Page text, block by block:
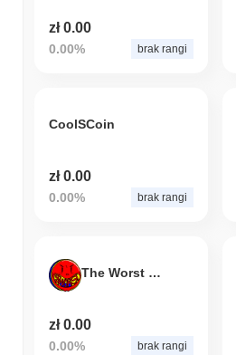
zł 0.00
0.00% brak rangi
CoolSCoin
zł 0.00
0.00% brak rangi
The Worst Coin
zł 0.00
0.00% brak rangi